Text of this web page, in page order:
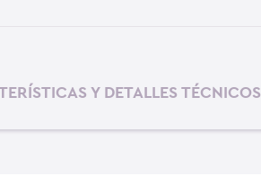
Y DETALLES TÉCNICOS